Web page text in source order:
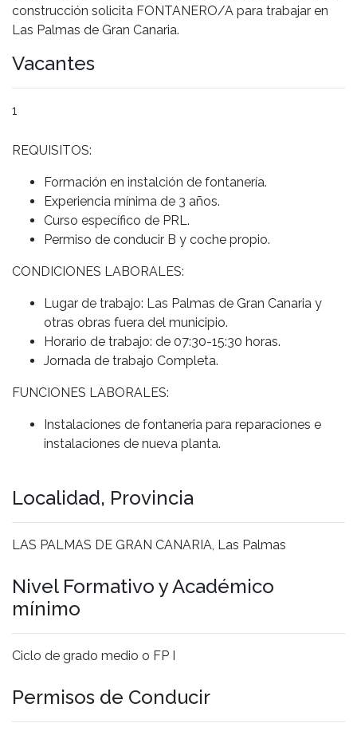
construcción solicita FONTANERO/A para trabajar en
Las Palmas de Gran Canaria.
Vacantes
1
REQUISITOS:
Formación en instalción de fontanería.
Experiencia mínima de 3 años.
Curso específico de PRL.
Permiso de conducir B y coche propio.
CONDICIONES LABORALES:
Lugar de trabajo: Las Palmas de Gran Canaria y
otras obras fuera del municipio.
Horario de trabajo: de 07:30-15:30 horas.
Jornada de trabajo Completa.
FUNCIONES LABORALES:
Instalaciones de fontaneria para reparaciones e
instalaciones de nueva planta.
Localidad, Provincia
LAS PALMAS DE GRAN CANARIA, Las Palmas
Nivel Formativo y Académico
mínimo
Ciclo de grado medio o FP I
Permisos de Conducir